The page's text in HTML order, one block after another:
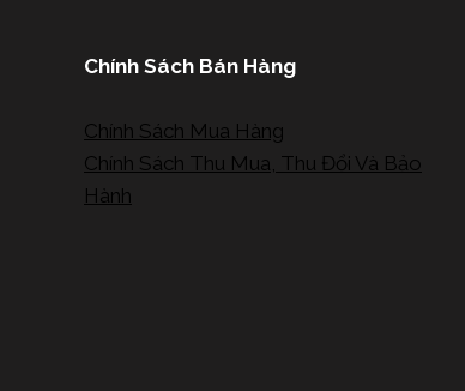
Chính Sách Bán Hàng
Chính Sách Mua Hàng
Chính Sách Thu Mua, Thu Đổi Và Bảo
Hành